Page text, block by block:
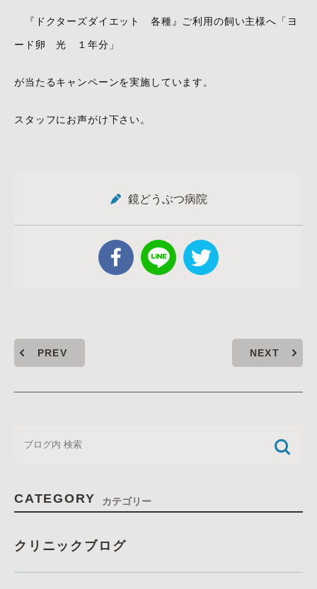
『ドクターズダイエット 各種』ご利用の飼い主様へ「ヨ
ード卵 光 １年分」
が当たるキャンペーンを実施しています。
スタッフにお声がけ下さい。
鏡どうぶつ病院
PREV NEXT
CATEGORY カテゴリー
クリニックブログ